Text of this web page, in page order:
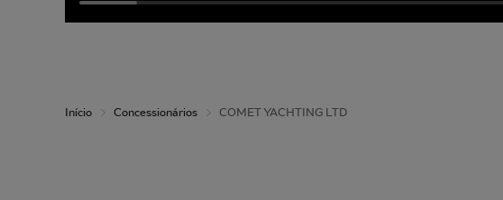
Início Concessionários COMET YACHTING LTD